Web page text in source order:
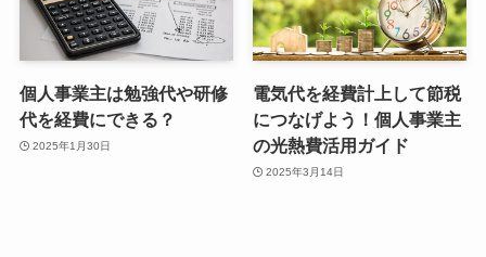
個人事業主は勉強代や研修
代を経費にできる？
2025年1月30日
電気代を経費計上して節税
につなげよう！個人事業主
の光熱費活用ガイド
2025年3月14日